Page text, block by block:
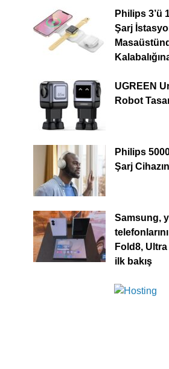
Philips 3’ü
Şarj
UGREEN
Robot
Philips
Şarj
Samsung,
Fold8,
ilk bakış